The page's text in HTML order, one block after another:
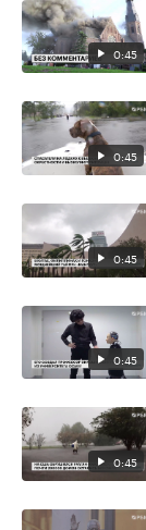
0:45
0:45
0:45
0:45
0:45